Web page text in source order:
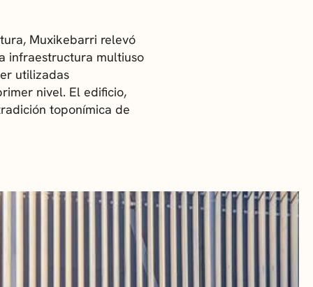
Muxikebarri relevó
infraestructura multiuso
utilizadas
nivel. El edificio,
toponímica de